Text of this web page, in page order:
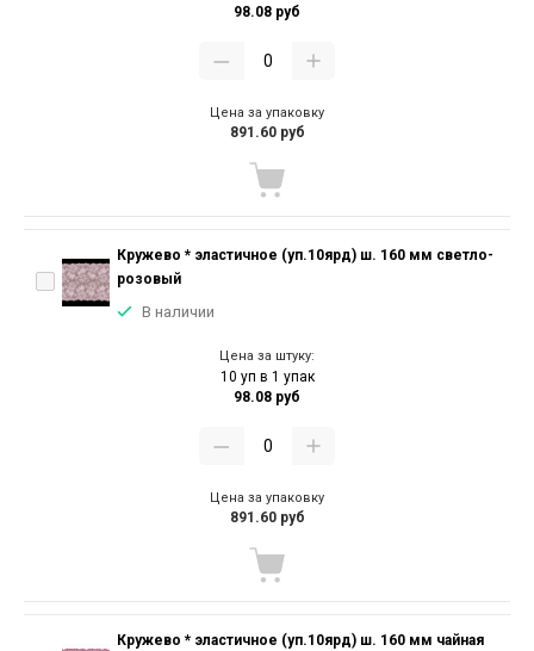
98.08 руб
Цена за упаковку
891.60 руб
Кружево * эластичное (уп.10ярд) ш. 160 мм светло-
розовый
В наличии
Цена за штуку:
10 уп в 1 упак
98.08 руб
Цена за упаковку
891.60 руб
Кружево * эластичное (уп.10ярд) ш. 160 мм чайная